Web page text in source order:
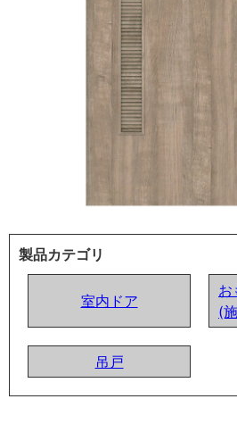
製品カテゴリ
室内ドア
お
(
吊戸